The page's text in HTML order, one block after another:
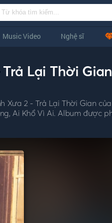
Music Video Nghệ sĩ
Lại Thời
Xưa 2 - Trả Lại Thời Gian
Ai Khổ Vì Ai. Album được